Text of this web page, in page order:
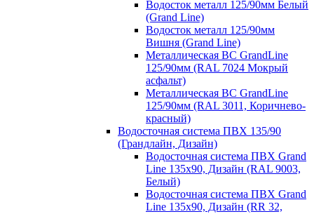
Водосток металл 125/90мм Белый
(Grand Line)
Водосток металл 125/90мм
Вишня (Grand Line)
Металлическая ВС GrandLine
125/90мм (RAL 7024 Мокрый
асфальт)
Металлическая ВС GrandLine
125/90мм (RAL 3011, Коричнево-
красный)
Водосточная система ПВХ 135/90
(Грандлайн, Дизайн)
Водосточная система ПВХ Grand
Line 135х90, Дизайн (RAL 9003,
Белый)
Водосточная система ПВХ Grand
Line 135х90, Дизайн (RR 32,